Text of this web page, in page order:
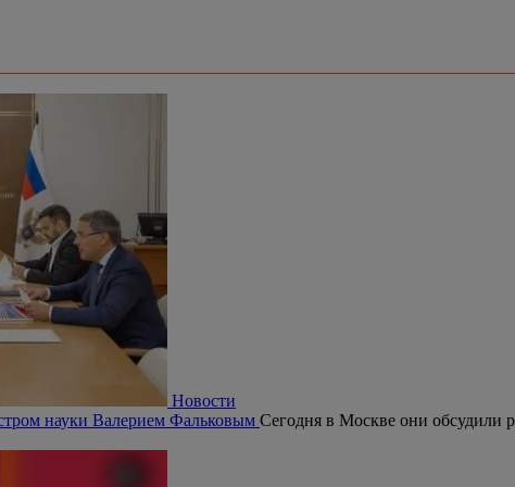
Новости
науки Валерием Фальковым Сегодня в Москве они обсудили